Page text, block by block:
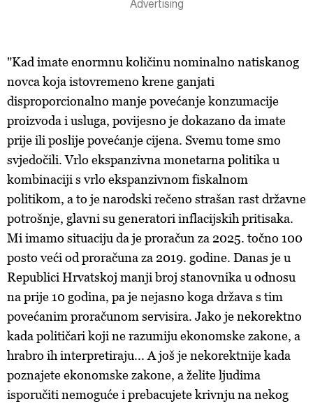
"Kad imate enormnu količinu nominalno natiskanog
novca koja istovremeno krene ganjati
disproporcionalno manje povećanje konzumacije
proizvoda i usluga, povijesno je dokazano da imate
prije ili poslije povećanje cijena. Svemu tome smo
svjedočili. Vrlo ekspanzivna monetarna politika u
kombinaciji s vrlo ekspanzivnom fiskalnom
politikom, a to je narodski rečeno strašan rast državne
potrošnje, glavni su generatori inflacijskih pritisaka.
Mi imamo situaciju da je proračun za 2025. točno 100
posto veći od proračuna za 2019. godine. Danas je u
Republici Hrvatskoj manji broj stanovnika u odnosu
na prije 10 godina, pa je nejasno koga država s tim
povećanim proračunom servisira. Jako je nekorektno
kada političari koji ne razumiju ekonomske zakone, a
hrabro ih interpretiraju... A još je nekorektnije kada
poznajete ekonomske zakone, a želite ljudima
isporučiti nemoguće i prebacujete krivnju na nekog